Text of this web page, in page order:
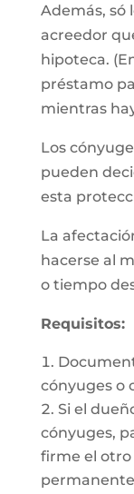
Además, só
acreedor
hipoteca.
préstamo
mientras
Los
pueden
esta
La
hacerse al
o tiempo
Requisitos:
cónyuges o
Si el
cónyuges,
firme el